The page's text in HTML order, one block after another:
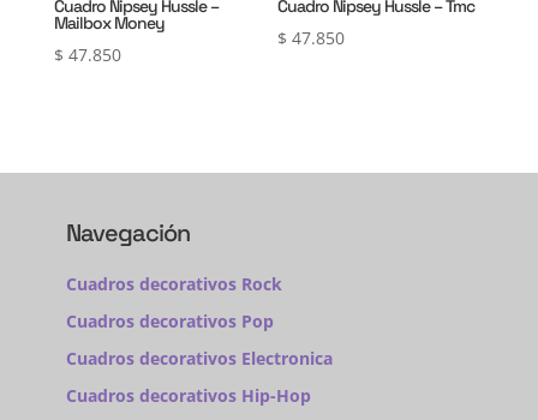
Cuadro Nipsey Hussle –
Mailbox Money
$ 47.850
Cuadro Nipsey Hussle – Tmc
$ 47.850
Navegación
Cuadros decorativos Rock
Cuadros decorativos Pop
Cuadros decorativos Electronica
Cuadros decorativos Hip-Hop